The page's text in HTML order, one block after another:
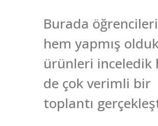
Burada
hem yapmış
ürünleri inceledik
de çok verimli bir
toplantı